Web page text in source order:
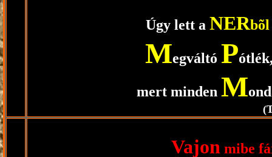
Úgy lett a NERbõl
Megváltó P
mert minden M
Vajon mibe